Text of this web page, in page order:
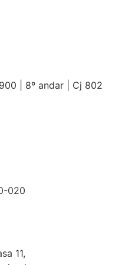
| 8º andar | Cj 802
020
11,